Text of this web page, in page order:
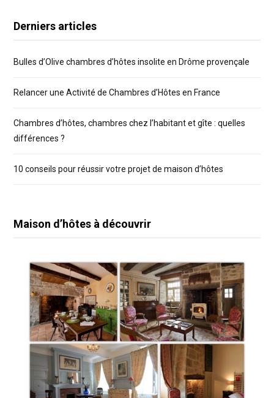
Derniers articles
Bulles d’Olive chambres d’hôtes insolite en Drôme provençale
Relancer une Activité de Chambres d’Hôtes en France
Chambres d’hôtes, chambres chez l’habitant et gîte : quelles
différences ?
10 conseils pour réussir votre projet de maison d’hôtes
Maison d’hôtes à découvrir